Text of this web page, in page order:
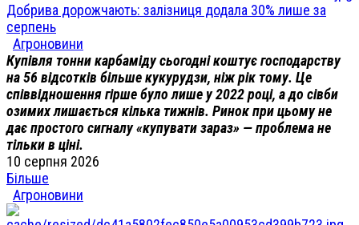
Добрива дорожчають: залізниця додала 30% лише за
серпень
Агроновини
Купівля тонни карбаміду сьогодні коштує господарству
на 56 відсотків більше кукурудзи, ніж рік тому. Це
співвідношення гірше було лише у 2022 році, а до сівби
озимих лишається кілька тижнів. Ринок при цьому не
дає простого сигналу «купувати зараз» — проблема не
тільки в ціні.
10 серпня 2026
Більше
Агроновини